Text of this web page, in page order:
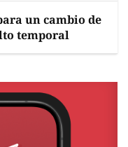
un cambio de
temporal